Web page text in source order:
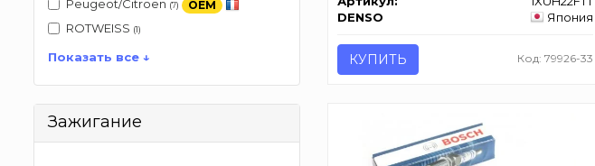
Peugeot/Citroen (7) OEM
ROTWEISS (1)
Показать все ↓
Зажигание
DENSO
Япония
КУПИТЬ Код: 79926-33